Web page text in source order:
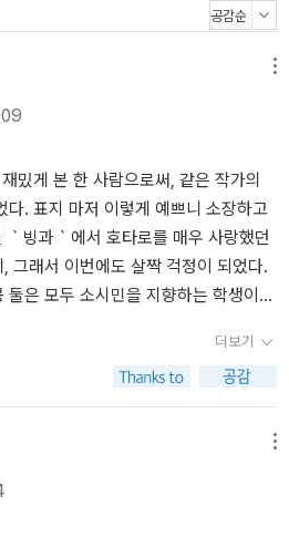
밌게 본 한 사람으로써, 같은 작가의
다. 표지 마저 이렇게 예쁘니 소장하고
빙과｀에서 호타로를 매우 사랑했던
그래서 이번에도 살짝 걱정이 되었다.
은 모두 소시민을 지향하는 학생이었
어날 일이면서도 잘 일어나지 않는 일
분의 컵을 안쓰고 코코아를 맛있게
는 거다. 시시하게 재밌는 맛이 있다.
나온다는데 기대가 된다. 주인공들이
같은 과거 이야기가 나오겠지.책은
이지에 차지하는 분량이 작고 글 사이
을 읽고 싶은데 어찌 기다리나 싶다.
더보기